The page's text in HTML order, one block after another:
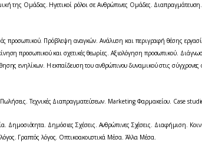
της Ομάδας. Ηγετικοί ρόλοι σε Ανθρώπινες Ομάδες.
προσωπικού. Πρόβλεψη αναγκών. Ανάλυση και περιγραφή θέσης
προσωπικού και σχετικές θεωρίες. Αξιολόγηση προσωπικού.
ενηλίκων. Η εκπαίδευση του ανθρώπινου δυναμικού στις
Τεχνικές Διαπραγματεύσεων. Marketing Φαρμακείου. Case
Δημοσιότητα. Δημόσιες Σχέσεις. Ανθρώπινες Σχέσεις. Διαφήμιση.
Γραπτός λόγος. Οπτικοακουστικά Μέσα. Άλλα Μέσα.